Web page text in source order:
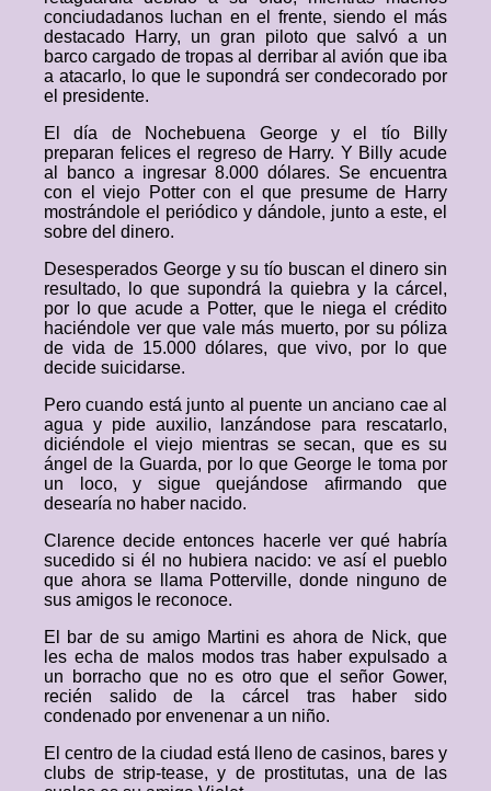
conciudadanos luchan en el frente, siendo el más
destacado Harry, un gran piloto que salvó a un
barco cargado de tropas al derribar al avión que iba
a atacarlo, lo que le supondrá ser condecorado por
el presidente.
El día de Nochebuena George y el tío Billy
preparan felices el regreso de Harry. Y Billy acude
al banco a ingresar 8.000 dólares. Se encuentra
con el viejo Potter con el que presume de Harry
mostrándole el periódico y dándole, junto a este, el
sobre del dinero.
Desesperados George y su tío buscan el dinero sin
resultado, lo que supondrá la quiebra y la cárcel,
por lo que acude a Potter, que le niega el crédito
haciéndole ver que vale más muerto, por su póliza
de vida de 15.000 dólares, que vivo, por lo que
decide suicidarse.
Pero cuando está junto al puente un anciano cae al
agua y pide auxilio, lanzándose para rescatarlo,
diciéndole el viejo mientras se secan, que es su
ángel de la Guarda, por lo que George le toma por
un loco, y sigue quejándose afirmando que
desearía no haber nacido.
Clarence decide entonces hacerle ver qué habría
sucedido si él no hubiera nacido: ve así el pueblo
que ahora se llama Potterville, donde ninguno de
sus amigos le reconoce.
El bar de su amigo Martini es ahora de Nick, que
les echa de malos modos tras haber expulsado a
un borracho que no es otro que el señor Gower,
recién salido de la cárcel tras haber sido
condenado por envenenar a un niño.
El centro de la ciudad está lleno de casinos, bares y
clubs de strip-tease, y de prostitutas, una de las